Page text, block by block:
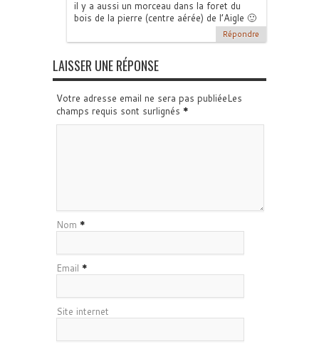
il y a aussi un morceau dans la foret du
bois de la pierre (centre aérée) de l’Aigle 🙂
Répondre
LAISSER UNE RÉPONSE
Votre adresse email ne sera pas publiéeLes
champs requis sont surlignés *
Nom *
Email *
Site internet